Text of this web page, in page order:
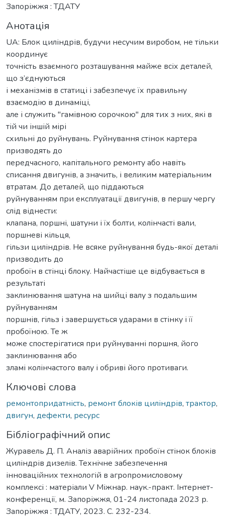
Запоріжжя : ТДАТУ
Анотація
UA: Блок циліндрів, будучи несучим виробом, не тільки
координує
точність взаємного розташування майже всіх деталей,
що з’єднуються
і механізмів в статиці і забезпечує їх правильну
взаємодію в динаміці,
але і служить "гамівною сорочкою" для тих з них, які в
тій чи іншій мірі
схильні до руйнувань. Руйнування стінок картера
призводять до
передчасного, капітального ремонту або навіть
списання двигунів, а значить, і великим матеріальним
втратам. До деталей, що піддаються
руйнуванням при експлуатації двигунів, в першу чергу
слід віднести:
клапана, поршні, шатуни і їх болти, колінчасті вали,
поршневі кільця,
гільзи циліндрів. Не всяке руйнування будь-якої деталі
призводить до
пробоїн в стінці блоку. Найчастіше це відбувається в
результаті
заклинювання шатуна на шийці валу з подальшим
руйнуванням
поршнів, гільз і завершується ударами в стінку і її
пробоїною. Те ж
може спостерігатися при руйнуванні поршня, його
заклинювання або
зламі колінчастого валу і обриві його противаги.
Ключові слова
ремонтопридатність, ремонт блоків циліндрів, трактор,
двигун, дефекти, ресурс
Бібліографічний опис
Журавель Д. П. Аналіз аварійних пробоїн стінок блоків
циліндрів дизелів. Технічне забезпечення
інноваційних технологій в агропромисловому
комплексі : матеріали V Міжнар. наук.-практ. Інтернет-
конференції, м. Запоріжжя, 01-24 листопада 2023 р.
Запоріжжя : ТДАТУ, 2023. С. 232-234.